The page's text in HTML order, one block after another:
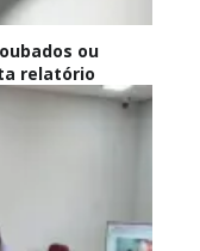
ou
relatório